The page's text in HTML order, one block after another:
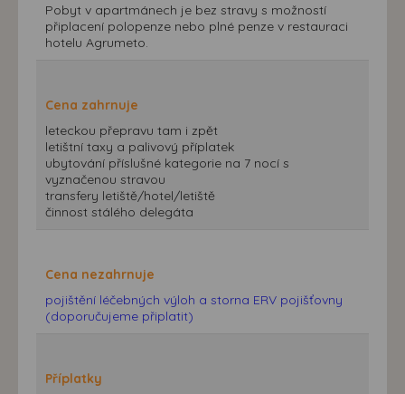
Pobyt v apartmánech je bez stravy s možností
připlacení polopenze nebo plné penze v restauraci
hotelu Agrumeto.
Cena zahrnuje
leteckou přepravu tam i zpět
letištní taxy a palivový příplatek
ubytování příslušné kategorie na 7 nocí s
vyznačenou stravou
transfery letiště/hotel/letiště
činnost stálého delegáta
Cena nezahrnuje
pojištění léčebných výloh a storna ERV pojišťovny
(doporučujeme připlatit)
Příplatky